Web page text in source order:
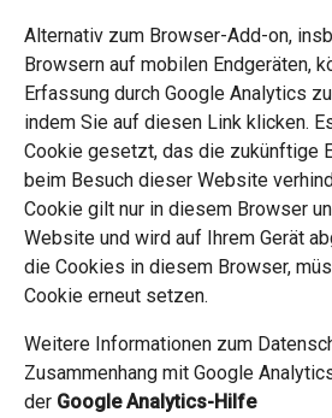
Alternativ zum Browser-Add-on,
Browsern auf mobilen Endgeräten,
Erfassung durch Google Analytics
indem Sie auf diesen Link klicken.
Cookie gesetzt, das die zukünftige
beim Besuch dieser Website
Cookie gilt nur in diesem Browser
Website und wird auf Ihrem Gerät
die Cookies in diesem Browser,
Cookie erneut setzen.
Weitere Informationen zum
Zusammenhang mit Google
der Google Analytics-Hilfe